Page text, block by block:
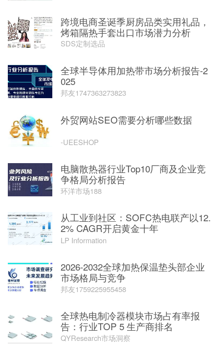
跨境电商圣诞季厨房品类实用礼品，
烤箱隔热手套出口市场潜力分析
SDS定制选品
全球半导体用加热带市场分析报告-2
025
邦友1747363273823
外贸网站SEO需要分析哪些数据
-UEESHOP
电脑散热器行业Top10厂商及企业竞
争格局分析报告
环洋市场188
从工业到社区：SOFC热电联产以12.
2% CAGR开启黄金十年
LP Information
2026-2032全球加热保温垫头部企业
市场格局与竞争
邦友1759225955458
全球热电制冷器模块市场占有率报
告：行业TOP 5 生产商排名
QYResearch市场洞察